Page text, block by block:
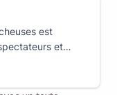
est
et
Voici